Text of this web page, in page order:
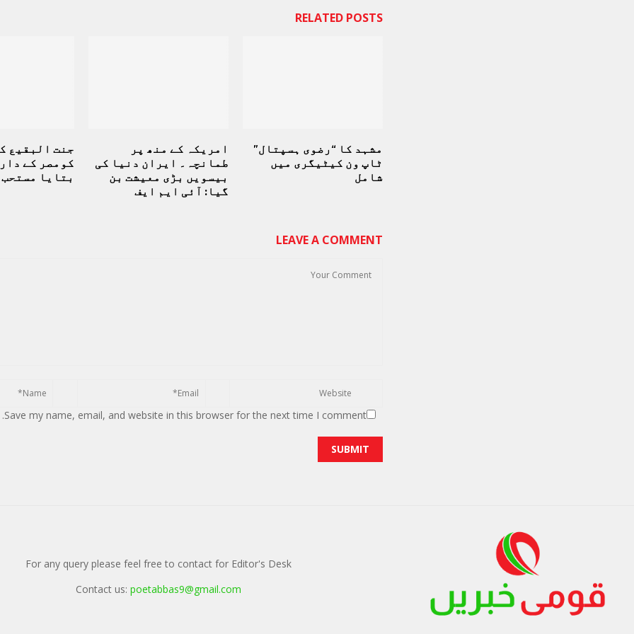
RELATED POSTS
جنت البقیع
کومصر کے
بتایا مستحب
امریکہ کے منھ پر
طمانچہ۔ ایران دنیا کی
بیسویں بڑی معیشت بن
گیا: آئی ایم ایف
مشہد کا “رضوی ہسپتال”
ٹاپ ون کیٹیگری میں
شامل
LEAVE A COMMENT
Save my name, email, and website in this browser for the next time I comment.
For any query please feel free to contact for Editor's Desk
Contact us: poetabbas9@gmail.com